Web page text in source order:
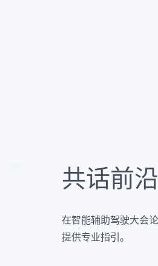
共话前
在智能辅助驾驶大会
提供专业指引。